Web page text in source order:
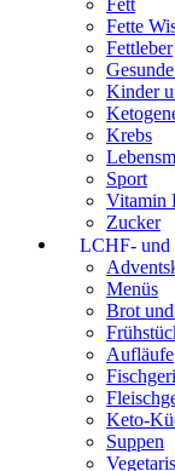
Fette
Fettleber
Kinder
Krebs
Sport
Vitamin
Zucker
LCHF- und
Menüs
Brot
Aufläufe
Keto-
Suppen